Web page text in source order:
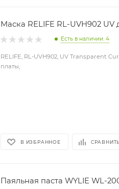
Маска RELIFE RL-UVH902 UV
Есть в наличии: 4
RELIFE, RL-UVH902, UV Transparent
платы,
В ИЗБРАННОЕ СРАВНИТЬ
Паяльная паста WYLIE WL-